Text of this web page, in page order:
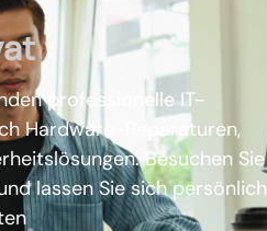
professionelle IT-
Hardware-Reparaturen,
Besuchen Sie
lassen Sie sich persönlich